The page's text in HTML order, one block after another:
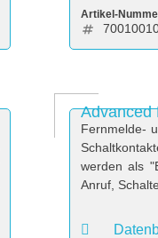
Artikel-
Advanced
Fernmelde-
werden als
Anruf,